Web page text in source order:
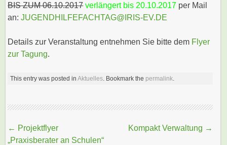
BIS ZUM 06.10.2017 verlängert bis 20.10.2017 per Mail
an:JUGENDHILFEFACHTAG@IRIS-EV.DE
Details zur Veranstaltung entnehmen Sie bitte dem Flyer
zur Tagung.
This entry was posted inAktuelles. Bookmark the permalink.
Beitragsnavigation
← Projektflyer
„Praxisberater an Schulen“
Kompakt Verwaltung →